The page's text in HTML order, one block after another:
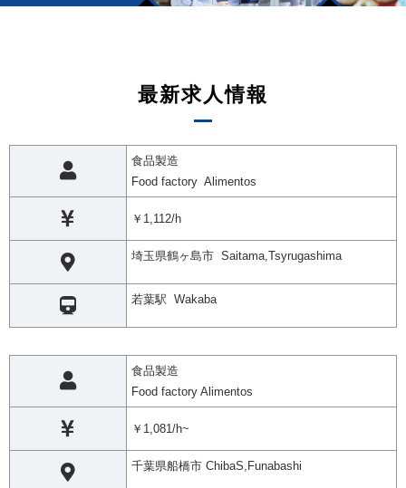
最新求人情報
食品製造
Food factory Alimentos
￥1,112/h
埼玉県鶴ヶ島市 Saitama,Tsyrugashima
若葉駅 Wakaba
食品製造
Food factory Alimentos
￥1,081/h~
千葉県船橋市 ChibaS,Funabashi